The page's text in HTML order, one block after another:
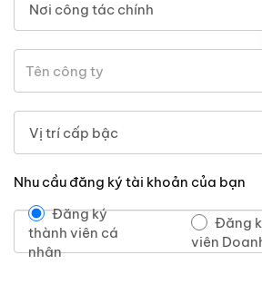
Nhu cầu đăng ký tài khoản của bạn
Đăng ký
thành viên cá
nhân
Đăng
viên